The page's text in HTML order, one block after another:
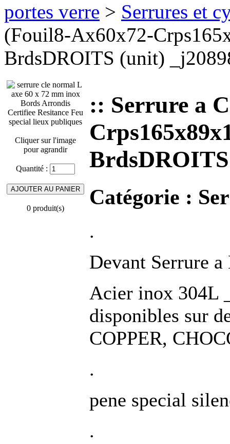
portes verre > Serrures et
(Fouil8-Ax60x72-
BrdsDROITS (unit)
Cliquer sur l'image
pour agrandir
Quantité :
0 produit(s)
:: Serrure a
Catégorie :
.
Devant Serrure
Acier inox 304L
disponibles sur
COPPER,
.
pene special
.